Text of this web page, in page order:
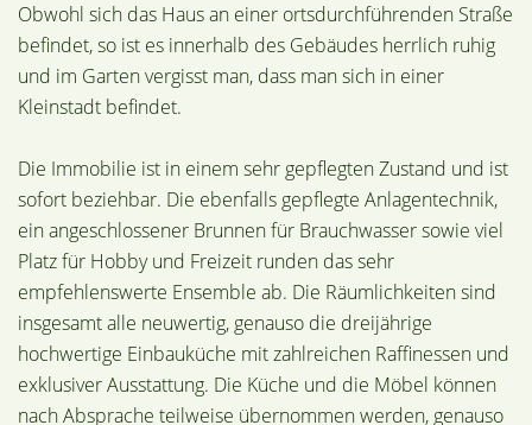
Obwohl sich das Haus an einer ortsdurchführenden Straße
befindet, so ist es innerhalb des Gebäudes herrlich ruhig
und im Garten vergisst man, dass man sich in einer
Kleinstadt befindet.
Die Immobilie ist in einem sehr gepflegten Zustand und ist
sofort beziehbar. Die ebenfalls gepflegte Anlagentechnik,
ein angeschlossener Brunnen für Brauchwasser sowie viel
Platz für Hobby und Freizeit runden das sehr
empfehlenswerte Ensemble ab. Die Räumlichkeiten sind
insgesamt alle neuwertig, genauso die dreijährige
hochwertige Einbauküche mit zahlreichen Raffinessen und
exklusiver Ausstattung. Die Küche und die Möbel können
nach Absprache teilweise übernommen werden, genauso